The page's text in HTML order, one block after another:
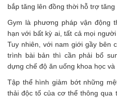
bắp tăng lên đồng thời hỗ trợ tăng
Gym là phương pháp vận động
hạn với bất kỳ ai, tất cả mọi
Tuy nhiên, với nam giới gầy bên
trình bài bản thì cần phải bổ
dựng chế độ ăn uống khoa học
Tập thể hình giảm bớt những
thải độc tố của cơ thể thông qua